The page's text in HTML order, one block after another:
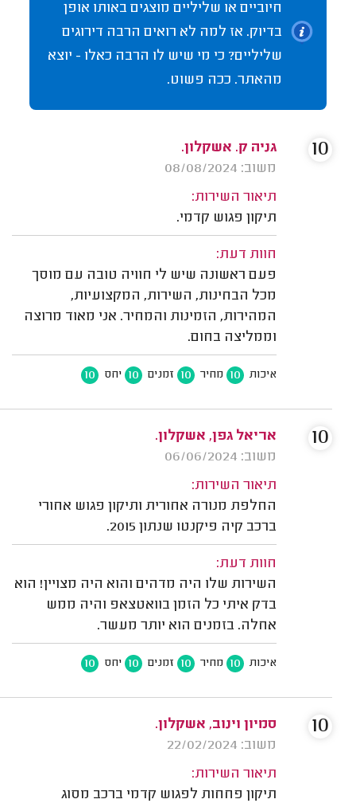
חיוביים או שליליים מוצגים באותו אופן
בדיוק. אז למה לא רואים הרבה דירוגים
שליליים? כי מי שיש לו הרבה כאלו - יוצא
מהאתר. ככה פשוט.
גניה ק. אשקלון.
משוב: 08/08/2024
תיאור השירות:
תיקון פגוש קדמי.
חוות דעת:
פעם ראשונה שיש לי חוויה טובה עם מוסך
מכל הבחינות, השירות, המקצועיות,
המהירות, הזמינות והמחיר. אני מאוד מרוצה
וממליצה בחום.
איכות 10 מחיר 10 זמנים 10 יחס 10
10
אריאל גפן, אשקלון.
משוב: 06/06/2024
תיאור השירות:
החלפת מנורה אחורית ותיקון פגוש אחורי
ברכב קיה פיקנטו שנתון 2015.
חוות דעת:
השירות שלו היה מדהים והוא היה מצויין! הוא
בדק איתי כל הזמן בוואטצאפ והיה ממש
אחלה. בזמנים הוא יותר מעשר.
איכות 10 מחיר 10 זמנים 10 יחס 10
10
סמיון וינוב, אשקלון.
משוב: 22/02/2024
תיאור השירות:
תיקון פחחות לפגוש קדמי ברכב מסוג
10